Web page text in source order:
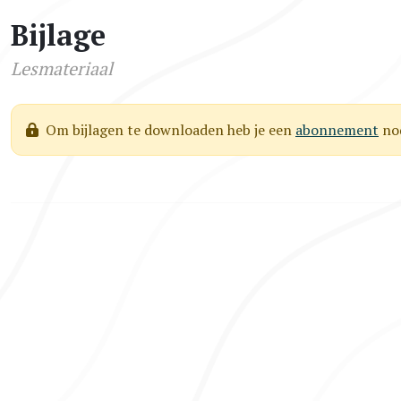
Bijlage
Lesmateriaal
Om bijlagen te downloaden heb je een abonnement